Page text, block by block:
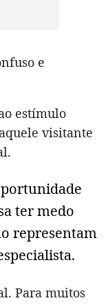
e
estímulo
visitante
ter medo
representam
Para muitos